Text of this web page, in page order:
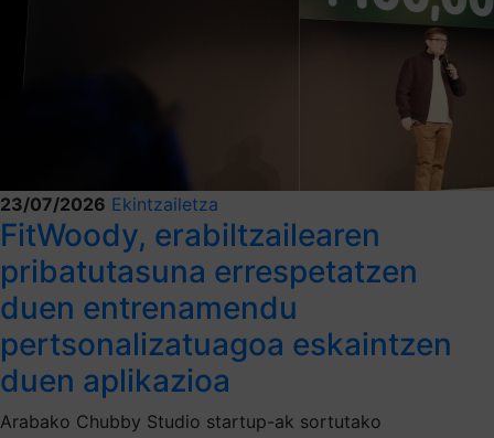
23/07/2026 Ekintzailetza
FitWoody, erabiltzailearen
pribatutasuna errespetatzen
duen entrenamendu
pertsonalizatuagoa eskaintzen
duen aplikazioa
Arabako Chubby Studio startup-ak sortutako